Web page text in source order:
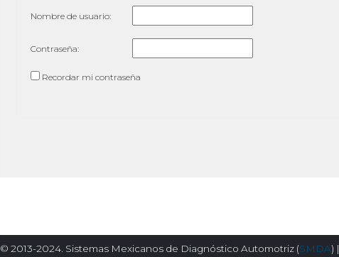
Nombre de usuario:
Contraseña:
Recordar mi contraseña
© 2013-2024. Sistemas Mexicanos de Diagnóstico Automotriz (SMDA) |